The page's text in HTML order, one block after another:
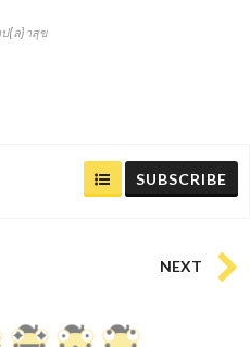
ป(ล)าสุข
SUBSCRIBE
NEXT